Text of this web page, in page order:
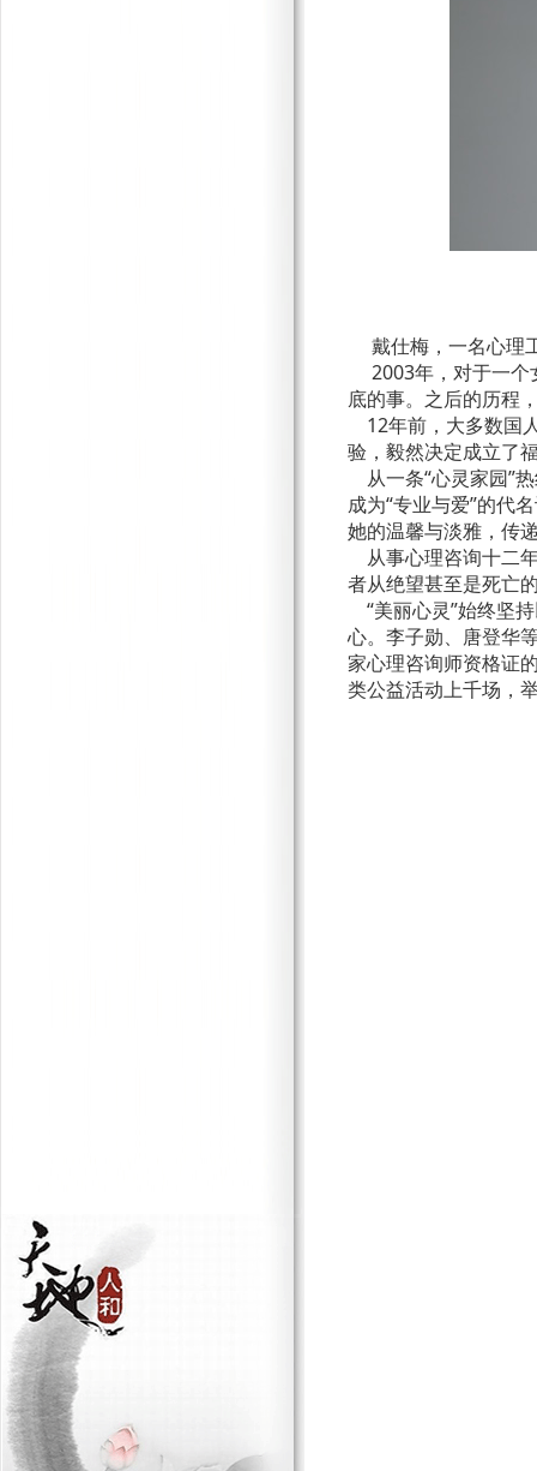
戴仕梅，一名心理
2003年，对于一个
底的事。之后的历程
12年前，大多数国
验，毅然决定成立了
从一条“心灵家园”
成为“专业与爱”的代
她的温馨与淡雅，传
从事心理咨询十二
者从绝望甚至是死亡
“美丽心灵”始终坚
心。李子勋、唐登华
家心理咨询师资格证
类公益活动上千场，